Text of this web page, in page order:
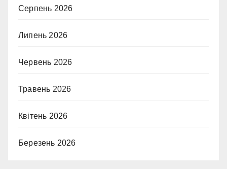
Серпень 2026
Липень 2026
Червень 2026
Травень 2026
Квітень 2026
Березень 2026